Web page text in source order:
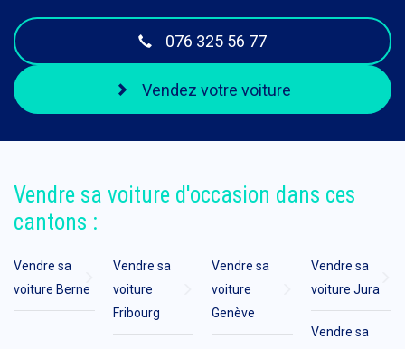
076 325 56 77
Vendez votre voiture
Vendre sa voiture d'occasion dans ces
cantons :
Vendre sa
voiture Berne
Vendre sa
voiture
Fribourg
Vendre sa
voiture
Genève
Vendre sa
voiture Jura
Vendre sa